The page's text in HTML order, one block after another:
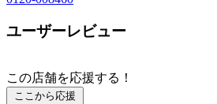
ユーザーレビュー
この店舗を応援する！
ここから応援